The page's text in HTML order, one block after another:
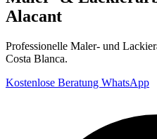
Alacant
Professionelle Maler- und
Costa Blanca.
Kostenlose Beratung WhatsApp